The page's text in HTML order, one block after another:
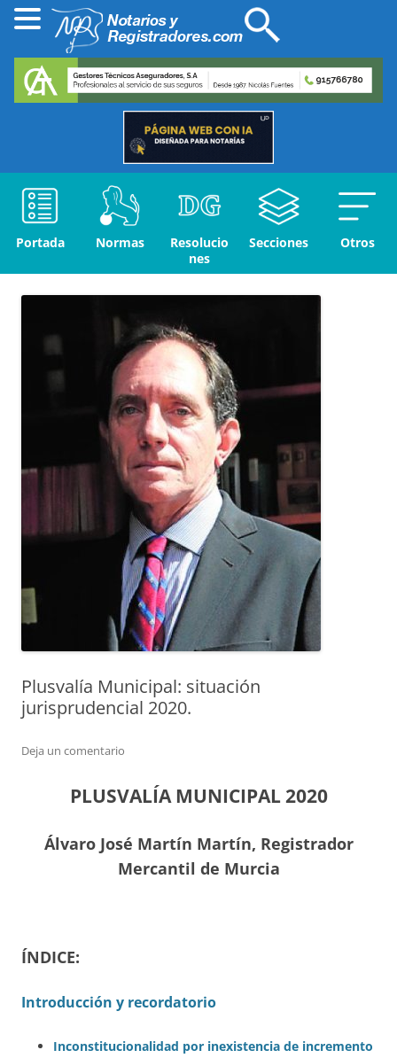
Portada Normas
Resolucio
nes
Secciones Otros
Plusvalía Municipal: situación
jurisprudencial 2020.
Deja un comentario
PLUSVALÍA MUNICIPAL 2020
Álvaro José Martín Martín, Registrador
Mercantil de Murcia
ÍNDICE:
Introducción y recordatorio
Inconstitucionalidad por inexistencia de incremento